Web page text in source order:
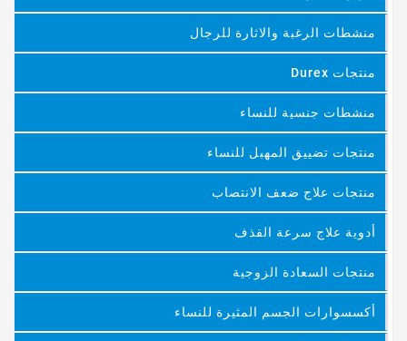
منشطات الرغبة والاثارة للرجال
منتجات Durex
منشطات جنسية للنساء
منتجات تضييق المهبل للنساء
منتجات علاج ضعف الانتصاب
أدوية علاج سرعة القذف
منتجات السعادة الزوجية
أكسسوارات الجسم المثيرة للنساء